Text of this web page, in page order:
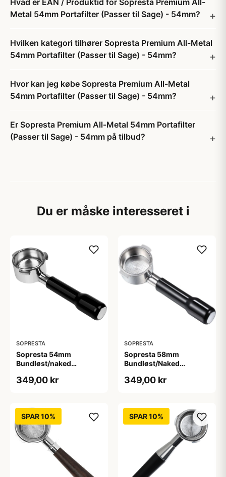
Hvad er EAN / Produktid for Sopresta Premium All-
Metal 54mm Portafilter (Passer til Sage) - 54mm?
Hvilken kategori tilhører Sopresta Premium All-Metal
54mm Portafilter (Passer til Sage) - 54mm?
Hvor kan jeg købe Sopresta Premium All-Metal
54mm Portafilter (Passer til Sage) - 54mm?
Er Sopresta Premium All-Metal 54mm Portafilter
(Passer til Sage) - 54mm på tilbud?
Du er måske interesseret i
SOPRESTA
Sopresta 54mm
Bundløst/naked
Sage) - 54mm
349,00 kr
SOPRESTA
Sopresta 58mm
Bundløst/Naked
Sage) - 58mm
349,00 kr
SPAR 10% SPAR 10%